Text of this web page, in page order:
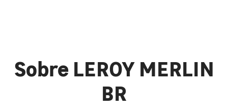
Sobre LEROY MERLIN
BR